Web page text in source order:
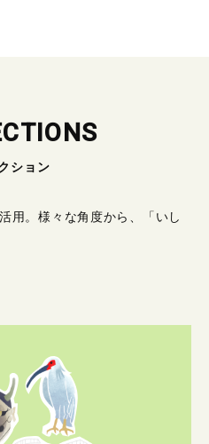
ション
用。様々な角度から、「いし